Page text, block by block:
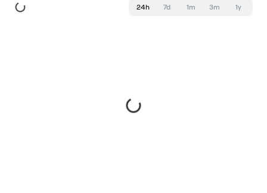
24h 7d 1m 3m 1y